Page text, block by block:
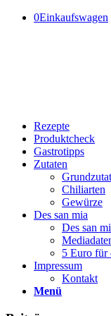
0Einkaufswagen
Rezepte
Produktcheck
Gastrotipps
Zutaten
Chiliarten
Gewürze
Des san mia
Des san
5 Euro für
Impressum
Kontakt
Menü